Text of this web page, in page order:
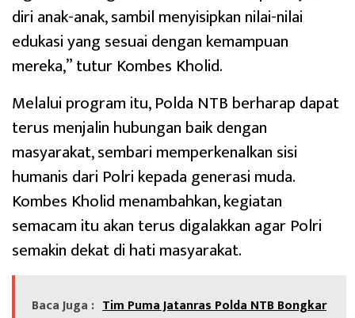
diri anak-anak, sambil menyisipkan nilai-nilai
edukasi yang sesuai dengan kemampuan
mereka,” tutur Kombes Kholid.
Melalui program itu, Polda NTB berharap dapat
terus menjalin hubungan baik dengan
masyarakat, sembari memperkenalkan sisi
humanis dari Polri kepada generasi muda.
Kombes Kholid menambahkan, kegiatan
semacam itu akan terus digalakkan agar Polri
semakin dekat di hati masyarakat.
Baca Juga : Tim Puma Jatanras Polda NTB Bongkar